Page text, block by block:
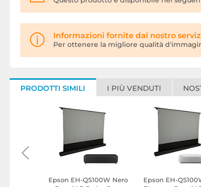
Informazioni fornite dal nostro
Per ottenere la migliore qualità
PRODOTTI SIMILI I PIÙ VENDUTI
Epson EH-QS100W Nero
Epson EH-